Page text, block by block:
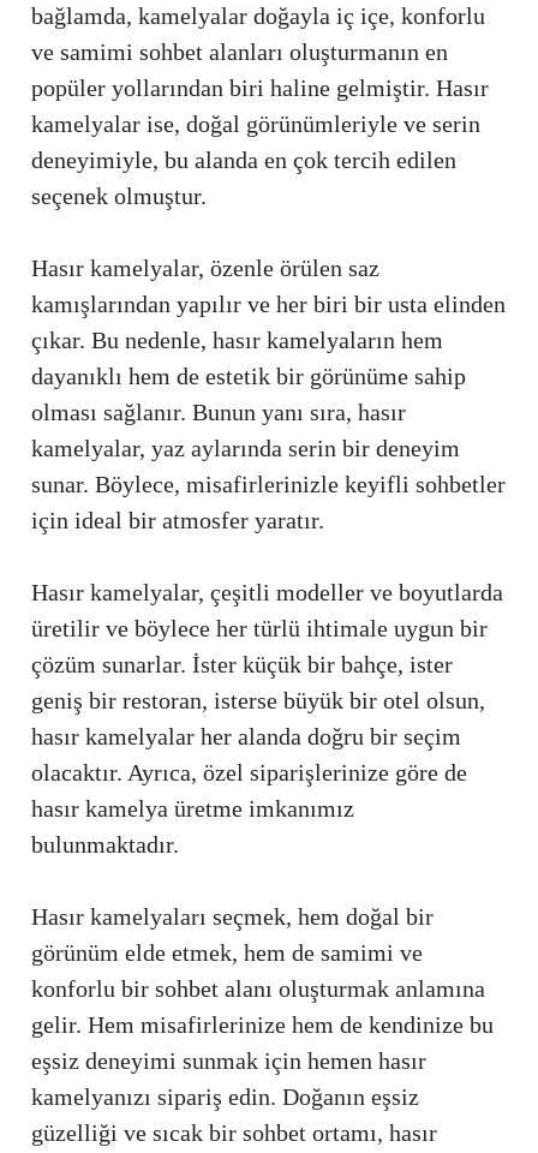
bağlamda, kamelyalar doğayla iç içe, konforlu
ve samimi sohbet alanları oluşturmanın en
popüler yollarından biri haline gelmiştir. Hasır
kamelyalar ise, doğal görünümleriyle ve serin
deneyimiyle, bu alanda en çok tercih edilen
seçenek olmuştur.
Hasır kamelyalar, özenle örülen saz
kamışlarından yapılır ve her biri bir usta elinden
çıkar. Bu nedenle, hasır kamelyaların hem
dayanıklı hem de estetik bir görünüme sahip
olması sağlanır. Bunun yanı sıra, hasır
kamelyalar, yaz aylarında serin bir deneyim
sunar. Böylece, misafirlerinizle keyifli sohbetler
için ideal bir atmosfer yaratır.
Hasır kamelyalar, çeşitli modeller ve boyutlarda
üretilir ve böylece her türlü ihtimale uygun bir
çözüm sunarlar. İster küçük bir bahçe, ister
geniş bir restoran, isterse büyük bir otel olsun,
hasır kamelyalar her alanda doğru bir seçim
olacaktır. Ayrıca, özel siparişlerinize göre de
hasır kamelya üretme imkanımız
bulunmaktadır.
Hasır kamelyaları seçmek, hem doğal bir
görünüm elde etmek, hem de samimi ve
konforlu bir sohbet alanı oluşturmak anlamına
gelir. Hem misafirlerinize hem de kendinize bu
eşsiz deneyimi sunmak için hemen hasır
kamelyanızı sipariş edin. Doğanın eşsiz
güzelliği ve sıcak bir sohbet ortamı, hasır